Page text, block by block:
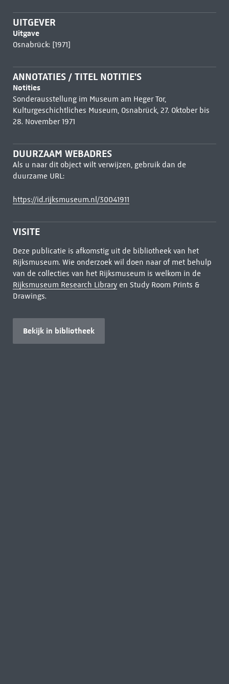
UITGEVER
Uitgave
Osnabrück: [1971]
ANNOTATIES / TITEL NOTITIE'S
Notities
Sonderausstellung im Museum am Heger Tor,
Kulturgeschichtliches Museum, Osnabrück, 27. Oktober bis
28. November 1971
DUURZAAM WEBADRES
Als u naar dit object wilt verwijzen, gebruik dan de
duurzame URL:
https://id.rijksmuseum.nl/30041911
VISITE
Deze publicatie is afkomstig uit de bibliotheek van het
Rijksmuseum. Wie onderzoek wil doen naar of met behulp
van de collecties van het Rijksmuseum is welkom in de
Rijksmuseum Research Libraryen Study Room Prints &
Drawings.
Bekijk in bibliotheek